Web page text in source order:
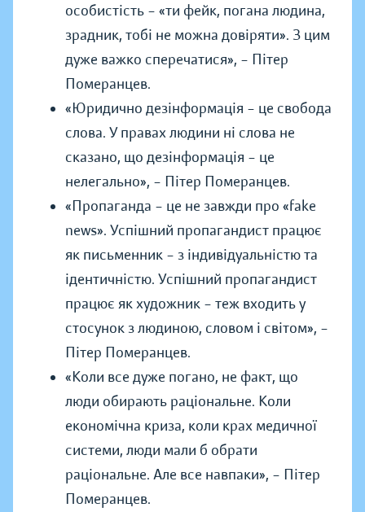
особистість – «ти фейк, погана людина,
зрадник, тобі не можна довіряти». З цим
дуже важко сперечатися», – Пітер
Померанцев.
«Юридично дезінформація – це свобода
слова. У правах людини ні слова не
сказано, що дезінформація – це
нелегально», – Пітер Померанцев.
«Пропаганда – це не завжди про «fake
news». Успішний пропагандист працює
як письменник – з індивідуальністю та
ідентичністю. Успішний пропагандист
працює як художник – теж входить у
стосунок з людиною, словом і світом», –
Пітер Померанцев.
«Коли все дуже погано, не факт, що
люди обирають раціональне. Коли
економічна криза, коли крах медичної
системи, люди мали б обрати
раціональне. Але все навпаки», – Пітер
Померанцев.